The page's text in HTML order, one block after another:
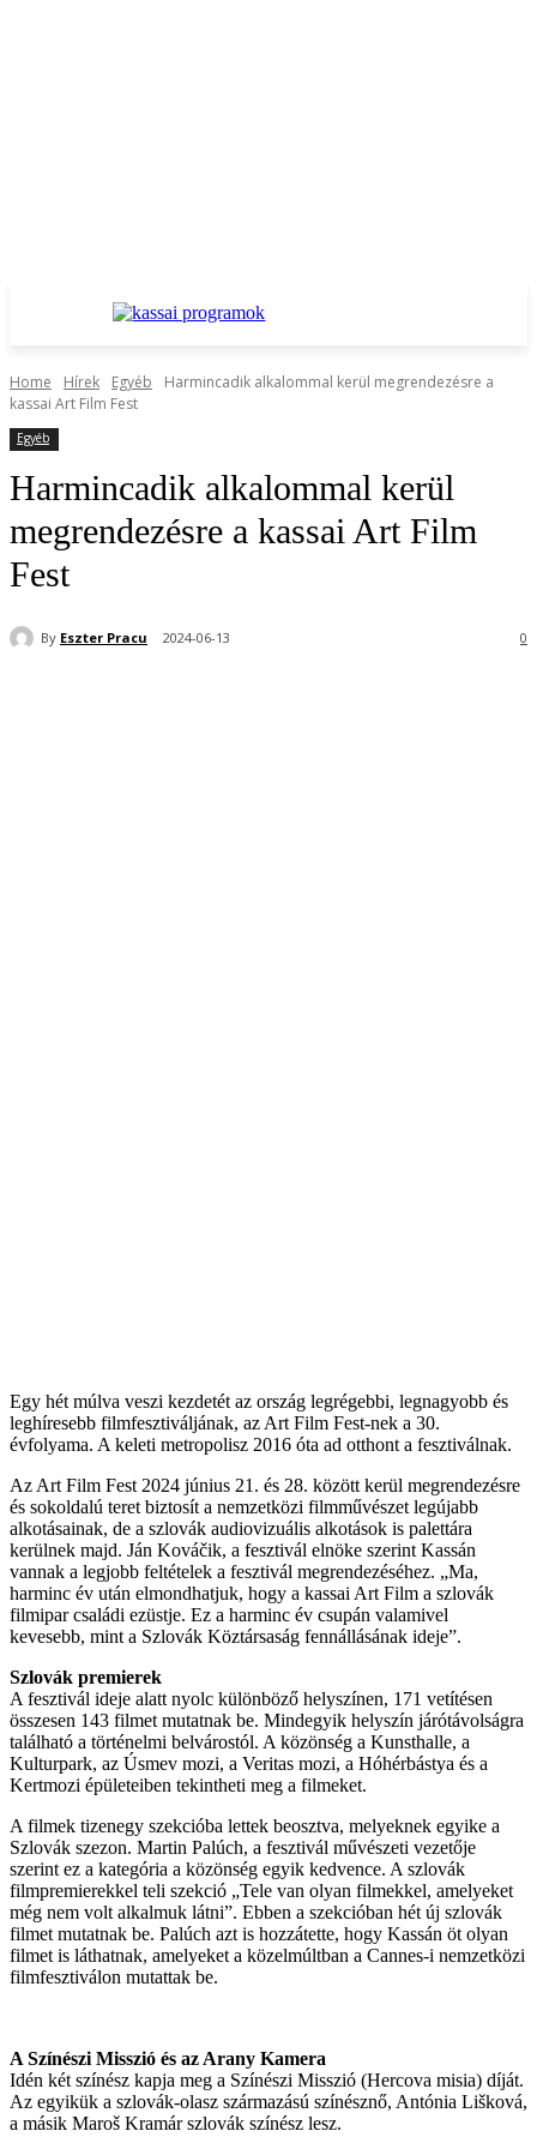
Home Hírek Egyéb
Harmincadik alkalommal kerül megrendezésre a
kassai Art Film Fest
Egyéb
Harmincadik alkalommal kerül
megrendezésre a kassai Art Film
Fest
By Eszter Pracu 2024-06-13 0
Egy hét múlva veszi kezdetét az ország legrégebbi, legnagyobb és
leghíresebb filmfesztiváljának, az Art Film Fest-nek a 30.
évfolyama. A keleti metropolisz 2016 óta ad otthont a fesztiválnak.
Az Art Film Fest 2024 június 21. és 28. között kerül megrendezésre
és sokoldalú teret biztosít a nemzetközi filmművészet legújabb
alkotásainak, de a szlovák audiovizuális alkotások is palettára
kerülnek majd. Ján Kováčik, a fesztivál elnöke szerint Kassán
vannak a legjobb feltételek a fesztivál megrendezéséhez. „Ma,
harminc év után elmondhatjuk, hogy a kassai Art Film a szlovák
filmipar családi ezüstje. Ez a harminc év csupán valamivel
kevesebb, mint a Szlovák Köztársaság fennállásának ideje”.
Szlovák premierek
A fesztivál ideje alatt nyolc különböző helyszínen, 171 vetítésen
összesen 143 filmet mutatnak be. Mindegyik helyszín járótávolságra
található a történelmi belvárostól. A közönség a Kunsthalle, a
Kulturpark, az Úsmev mozi, a Veritas mozi, a Hóhérbástya és a
Kertmozi épületeiben tekintheti meg a filmeket.
A filmek tizenegy szekcióba lettek beosztva, melyeknek egyike a
Szlovák szezon. Martin Palúch, a fesztivál művészeti vezetője
szerint ez a kategória a közönség egyik kedvence. A szlovák
filmpremierekkel teli szekció „Tele van olyan filmekkel, amelyeket
még nem volt alkalmuk látni”. Ebben a szekcióban hét új szlovák
filmet mutatnak be. Palúch azt is hozzátette, hogy Kassán öt olyan
filmet is láthatnak, amelyeket a közelmúltban a Cannes-i nemzetközi
filmfesztiválon mutattak be.
A Színészi Misszió és az Arany Kamera
Idén két színész kapja meg a Színészi Misszió (Hercova misia) díját.
Az egyikük a szlovák-olasz származású színésznő, Antónia Lišková,
a másik Maroš Kramár szlovák színész lesz.